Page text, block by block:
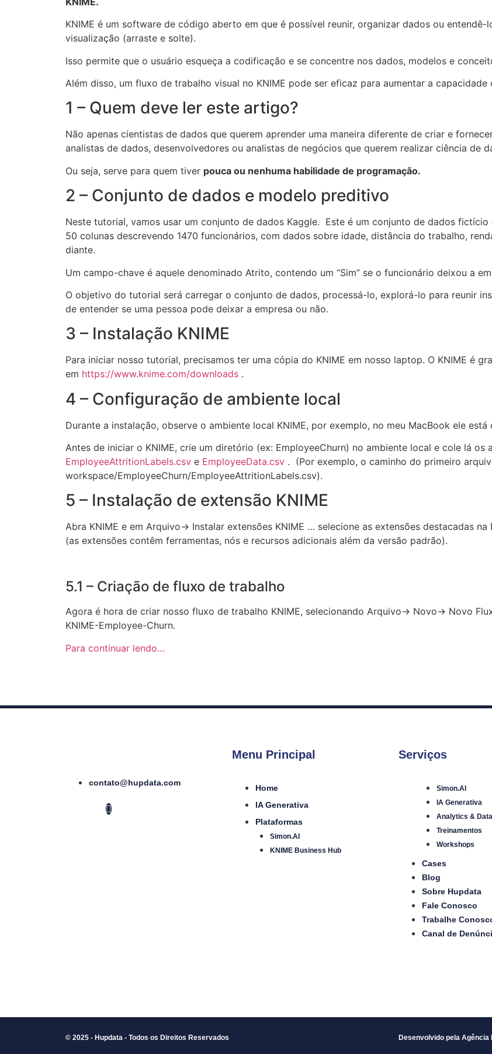
KNIME é um software de código aberto em que é possível reunir, organizar dados ou
visualização (arraste e solte).
Isso permite que o usuário esqueça a codificação e se concentre nos dados, modelos e
Além disso, um fluxo de trabalho visual no KNIME pode ser eficaz para aumentar a
1 – Quem deve ler este artigo?
Não apenas cientistas de dados que querem aprender uma maneira diferente de criar e
analistas de dados, desenvolvedores ou analistas de negócios que querem realizar ciência de
Ou seja, serve para quem tiver pouca ou nenhuma habilidade de programação.
2 – Conjunto de dados e modelo preditivo
Neste tutorial, vamos usar um conjunto de dados Kaggle. Este é um conjunto de dados
50 colunas descrevendo 1470 funcionários, com dados sobre idade, distância do trabalho,
diante.
Um campo-chave é aquele denominado Atrito, contendo um “Sim” se o funcionário deixou a
O objetivo do tutorial será carregar o conjunto de dados, processá-lo, explorá-lo para reunir
de entender se uma pessoa pode deixar a empresa ou não.
3 – Instalação KNIME
Para iniciar nosso tutorial, precisamos ter uma cópia do KNIME em nosso laptop. O KNIME é
em https://www.knime.com/downloads .
4 – Configuração de ambiente local
Durante a instalação, observe o ambiente local KNIME, por exemplo, no meu MacBook ele
Antes de iniciar o KNIME, crie um diretório (ex: EmployeeChurn) no ambiente local e cole lá os
EmployeeAttritionLabels.csv e EmployeeData.csv . (Por exemplo, o caminho do primeiro
workspace/EmployeeChurn/EmployeeAttritionLabels.csv).
5 – Instalação de extensão KNIME
Abra KNIME e em Arquivo-> Instalar extensões KNIME … selecione as extensões destacadas
(as extensões contêm ferramentas, nós e recursos adicionais além da versão padrão).
5.1 – Criação de fluxo de trabalho
Agora é hora de criar nosso fluxo de trabalho KNIME, selecionando Arquivo-> Novo-> Novo
KNIME-Employee-Churn.
Para continuar lendo…
contato@hupdata.com
Menu Principal
Home
IA Generativa
Plataformas
Simon.AI
KNIME Business Hub
Serviços
Simon.AI
IA Generativa
Analytics &
Treinamentos
Workshops
Cases
Blog
Sobre Hupdata
Fale Conosco
Trabalhe
Canal de
© 2025 - Hupdata - Todos os Direitos Reservados Desenvolvido pela Agência